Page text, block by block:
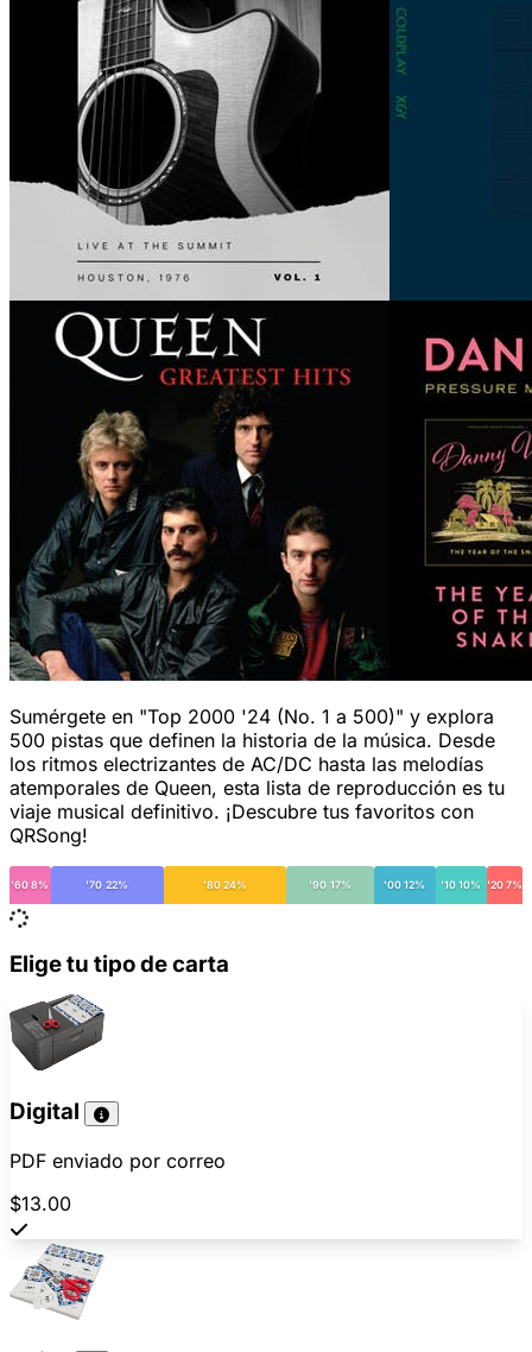
Sumérgete en "Top 2000 '24 (No. 1 a 500)" y explora
500 pistas que definen la historia de la música. Desde
los ritmos electrizantes de AC/DC hasta las melodías
atemporales de Queen, esta lista de reproducción es tu
viaje musical definitivo. ¡Descubre tus favoritos con
QRSong!
'60 8% '70 22% '80 24% '90 17% '00 12% '10 10% '20 7%
Elige tu tipo de carta
Digital
PDF enviado por correo
$13.00